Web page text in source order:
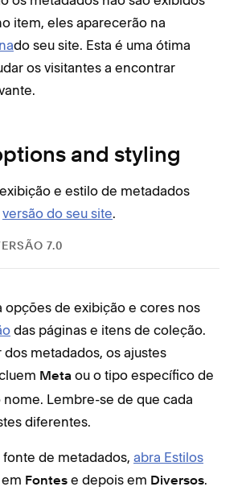
item, eles aparecerão na
do seu site. Esta é uma ótima
os visitantes a encontrar
and styling
e estilo de metadados
versão do seu site.
7.0
opções de exibição e cores nos
das páginas e itens de coleção.
metadados, os ajustes
Meta ou o tipo específico de
Lembre-se de que cada
diferentes.
fonte de metadados, abra Estilos
Fontes e depois em Diversos.